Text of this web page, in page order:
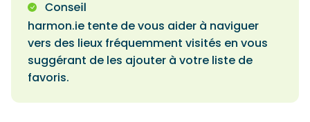
harmon.ie tente de vous aider à naviguer
vers des lieux fréquemment visités en vous
suggérant de les ajouter à votre liste de
favoris.